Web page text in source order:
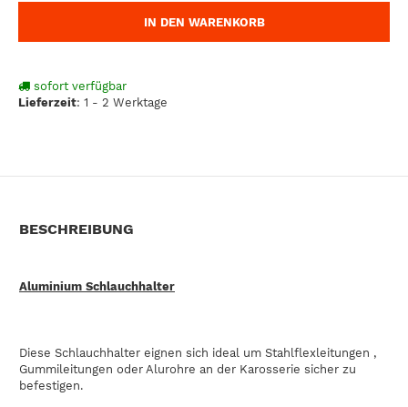
IN DEN WARENKORB
sofort verfügbar
Lieferzeit: 1 - 2 Werktage
BESCHREIBUNG
Aluminium Schlauchhalter
Diese Schlauchhalter eignen sich ideal um Stahlflexleitungen ,
Gummileitungen oder Alurohre an der Karosserie sicher zu
befestigen.